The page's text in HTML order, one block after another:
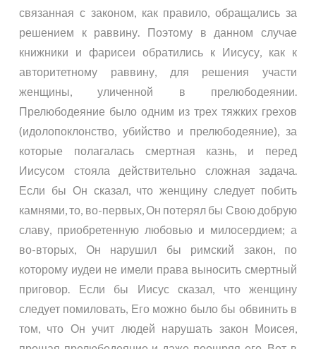
связанная с законом, как правило, обращались за
решением к раввину. Поэтому в данном случае
книжники и фарисеи обратились к Иисусу, как к
авторитетному раввину, для решения участи
женщины, уличенной в прелюбодеянии.
Прелюбодеяние было одним из трех тяжких грехов
(идолопоклонство, убийство и прелюбодеяние), за
которые полагалась смертная казнь, и перед
Иисусом стояла действительно сложная задача.
Если бы Он сказал, что женщину следует побить
камнями, то, во-первых, Он потерял бы Свою добрую
славу, приобретенную любовью и милосердием; а
во-вторых, Он нарушил бы римский закон, по
которому иудеи не имели права выносить смертный
приговор. Если бы Иисус сказал, что женщину
следует помиловать, Его можно было бы обвинить в
том, что Он учит людей нарушать закон Моисея,